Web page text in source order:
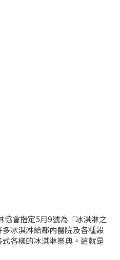
協會指定5月9號為「冰淇淋之
冰淇淋給都內醫院及各種設
各樣的冰淇淋祭典。這就是